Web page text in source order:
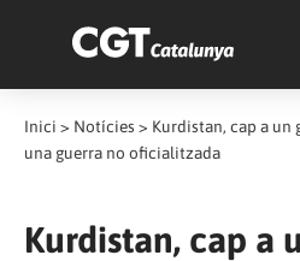
Inici > Notícies > Kurdistan, cap a
una guerra no oficialitzada
Kurdistan, cap a